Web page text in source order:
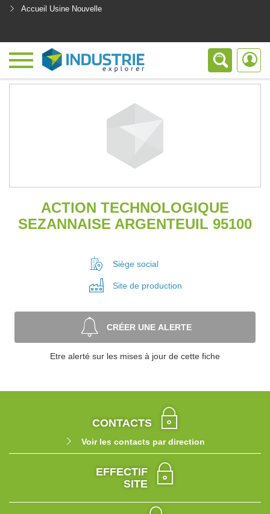
Accueil Usine Nouvelle
ACTION TECHNOLOGIQUE
SEZANNAISE ARGENTEUIL 95100
Siège social
Site de production
CRÉER UNE ALERTE
Etre alerté sur les mises à jour de cette fiche
CONTACTS
Voir les contacts par direction
EFFECTIF
SITE